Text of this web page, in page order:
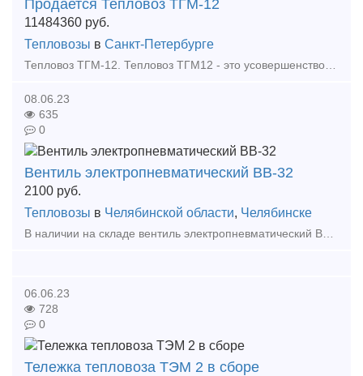
Продается Тепловоз ТГМ-12
11484360 руб.
Тепловозы в Санкт-Петербурге
Тепловоз ТГМ-12. Тепловоз ТГМ12 - это усовершенствованная модификация тепловоза ТГМ6А, отличается от него улучшенной компоновкой агрегатов, применением без режимной двухтрансформаторной ги
08.06.23
635
0
Вентиль электропневматический ВВ-32
2100 руб.
Тепловозы в Челябинской области, Челябинске
В наличии на складе вентиль электропневматический ВВ-32, а также большой выбор жд запчастей в наличии и под заказ. Тип предложения: предлагаю продукцию, услугу
06.06.23
728
0
Тележка тепловоза ТЭМ 2 в сборе